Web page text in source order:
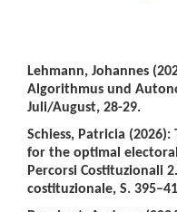
Lehmann, Johannes
Algorithmus und
Juli/August, 28-29.
Schiess, Patricia
for the optimal
Percorsi Costituzionali
costituzionale, S.